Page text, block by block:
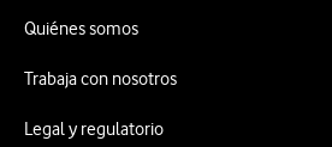
Quiénes somos
Trabaja con nosotros
Legal y regulatorio